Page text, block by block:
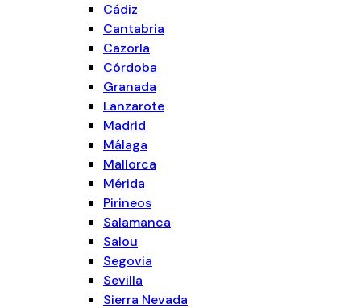
Cádiz
Cantabria
Cazorla
Córdoba
Granada
Lanzarote
Madrid
Málaga
Mallorca
Mérida
Pirineos
Salamanca
Salou
Segovia
Sevilla
Sierra Nevada